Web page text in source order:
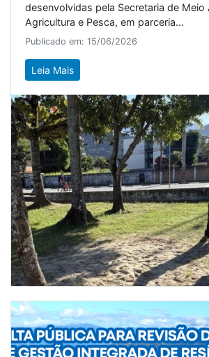
desenvolvidas pela Secretaria de Meio
Agricultura e Pesca, em parceria...
Publicado em: 15/06/2026
Leia Mais